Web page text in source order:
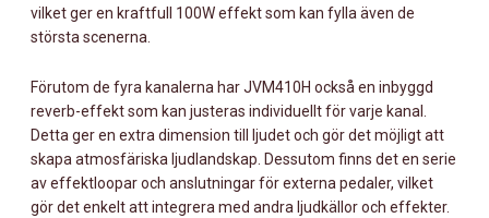
vilket ger en kraftfull 100W effekt som kan fylla även de
största scenerna.
Förutom de fyra kanalerna har JVM410H också en inbyggd
reverb-effekt som kan justeras individuellt för varje kanal.
Detta ger en extra dimension till ljudet och gör det möjligt att
skapa atmosfäriska ljudlandskap. Dessutom finns det en serie
av effektloopar och anslutningar för externa pedaler, vilket
gör det enkelt att integrera med andra ljudkällor och effekter.